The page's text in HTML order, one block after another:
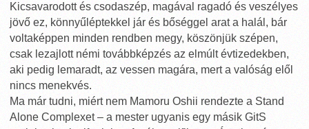
Kicsavarodott és csodaszép, magával ragadó és veszélyes
jövő ez, könnyűléptekkel jár és bőséggel arat a halál, bár
voltaképpen minden rendben megy, köszönjük szépen,
csak lezajlott némi továbbképzés az elmúlt évtizedekben,
aki pedig lemaradt, az vessen magára, mert a valóság elől
nincs menekvés.
Ma már tudni, miért nem Mamoru Oshii rendezte a Stand
Alone Complexet – a mester ugyanis egy másik GitS